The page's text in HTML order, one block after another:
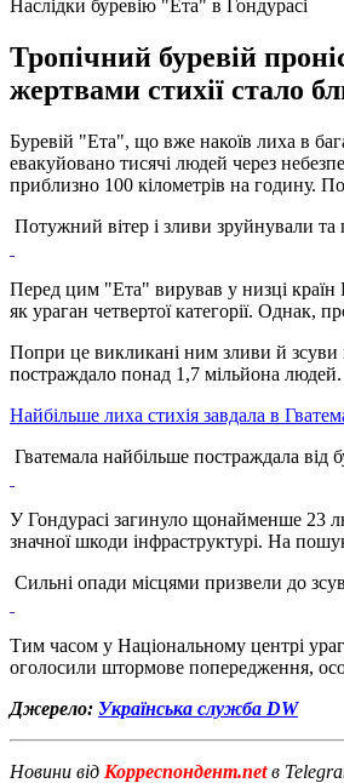
Наслідки буревію "Ета" в Гондурасі
Тропічний буревій
жертвами стихії стало
Буревій "Ета", що вже накоїв лиха в
евакуйовано тисячі людей через
приблизно 100 кілометрів на годину.
Потужний вітер і зливи зруйнували та
Перед цим "Ета" вирував у низці країн
як ураган четвертої категорії. Однак,
Попри це викликані ним зливи й зсуви
постраждало понад 1,7 мільйона людей.
Найбільше лиха стихія завдала в
Гватемала найбільше постраждала від
У Гондурасі загинуло щонайменше 23
значної шкоди інфраструктурі. На
Сильні опади місцями призвели до
Тим часом у Національному центрі
оголосили штормове попередження,
Джерело: Українська служба DW
Новини від Корреспондент.netв